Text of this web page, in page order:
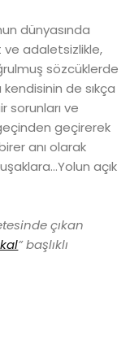
dünyasında
ve adaletsizlikle,
sözcüklerde
kendisinin de sıkça
sorunları ve
geçirerek
anı olarak
açık
çıkan
” başlıklı